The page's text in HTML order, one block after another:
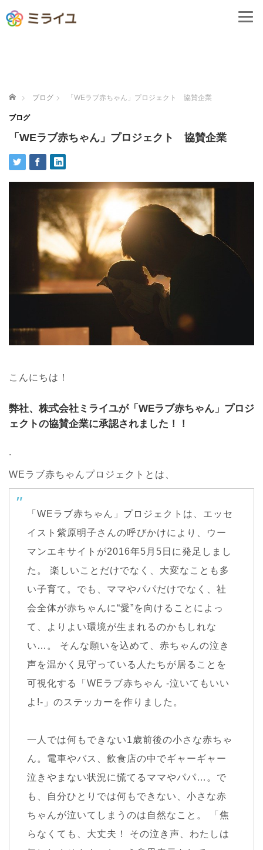
ホーム ブログ 「WEラブ赤ちゃん」プロジェクト 協賛企業
ブログ
「WEラブ赤ちゃん」プロジェクト 協賛企業
こんにちは！
弊社、株式会社ミライユが「WEラブ赤ちゃん」プロジ
ェクトの協賛企業に承認されました！！
.
WEラブ赤ちゃんプロジェクトとは、
「WEラブ赤ちゃん」プロジェクトは、エッセ
イスト紫原明子さんの呼びかけにより、ウー
マンエキサイトが2016年5月5日に発足しまし
た。 楽しいことだけでなく、大変なことも多
い子育て。でも、ママやパパだけでなく、社
会全体が赤ちゃんに“愛”を向けることによっ
て、よりよい環境が生まれるのかもしれな
い…。 そんな願いを込めて、赤ちゃんの泣き
声を温かく見守っている人たちが居ることを
可視化する「WEラブ赤ちゃん -泣いてもいい
よ!-」のステッカーを作りました。
一人では何もできない1歳前後の小さな赤ちゃ
ん。電車やバス、飲食店の中でギャーギャー
泣きやまない状況に慌てるママやパパ…。で
も、自分ひとりでは何もできない、小さな赤
ちゃんが泣いてしまうのは自然なこと。 「焦
らなくても、大丈夫！ その泣き声、わたしは